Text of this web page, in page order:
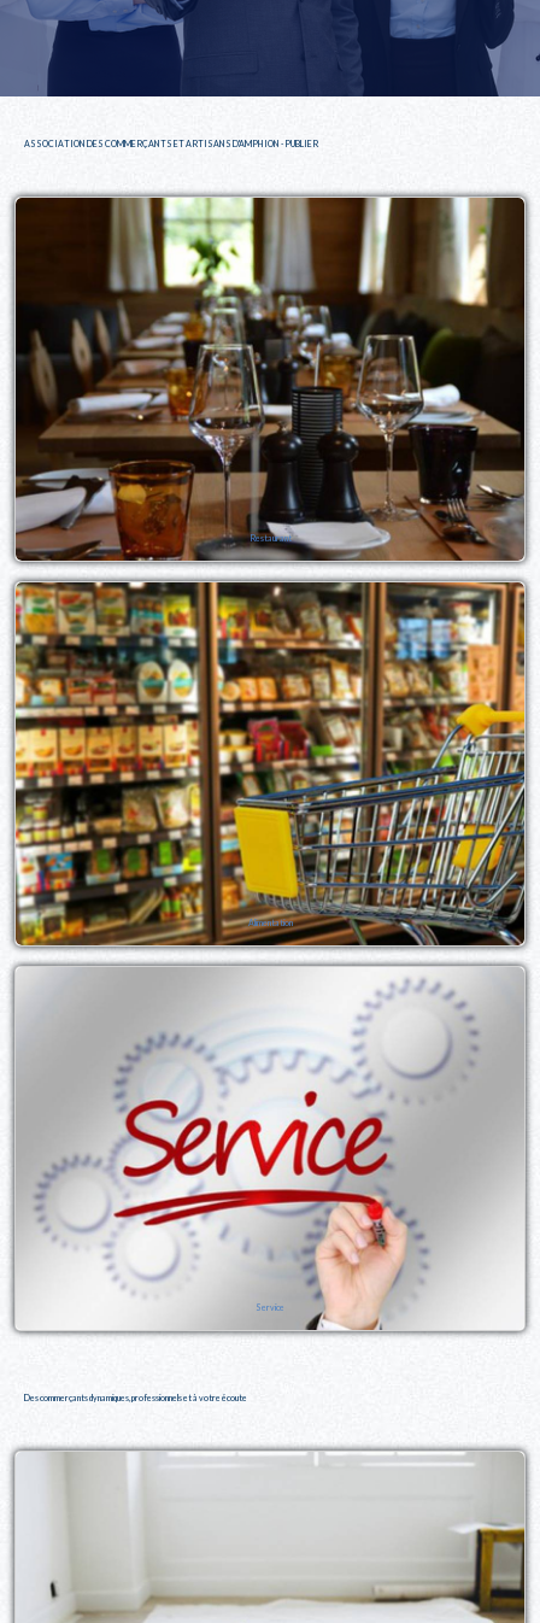
ASSOCIATION DES COMMERÇANTS ET ARTISANS D'AMPHION - PUBLIER
Restaurant
Alimentation
Service
Des commerçants dynamiques, professionnels et à votre écoute